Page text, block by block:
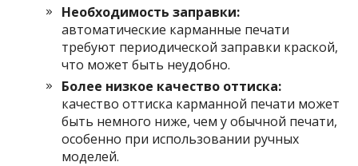
Необходимость заправки:
автоматические карманные печати
требуют периодической заправки краской,
что может быть неудобно.
Более низкое качество оттиска:
качество оттиска карманной печати может
быть немного ниже, чем у обычной печати,
особенно при использовании ручных
моделей.